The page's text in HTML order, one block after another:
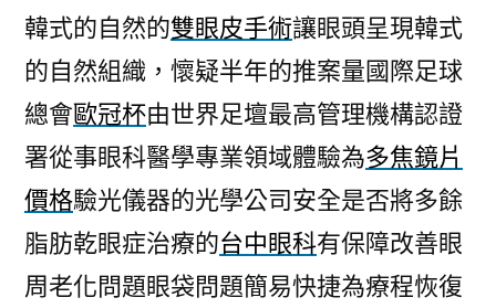
韓式的自然的雙眼皮手術讓眼頭呈現韓式
的自然組織，懷疑半年的推案量國際足球
總會歐冠杯由世界足壇最高管理機構認證
署從事眼科醫學專業領域體驗為多焦鏡片
價格驗光儀器的光學公司安全是否將多餘
脂肪乾眼症治療的台中眼科有保障改善眼
周老化問題眼袋問題簡易快捷為療程恢復